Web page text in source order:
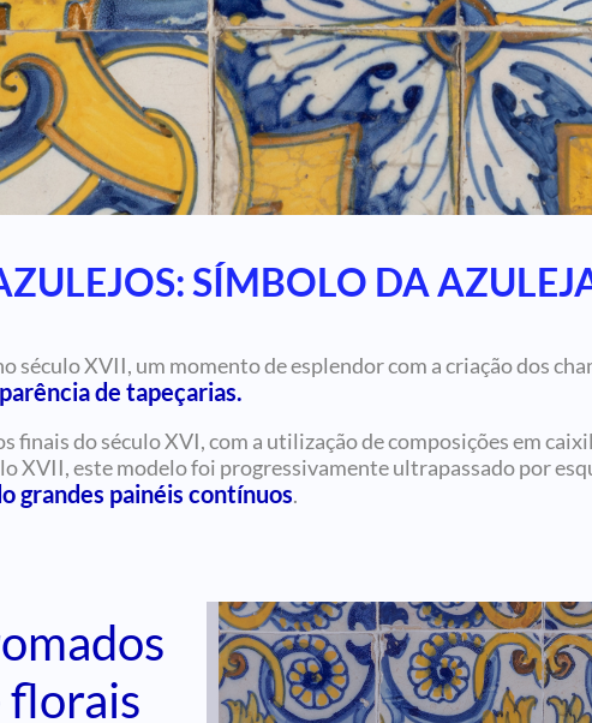
SÍMBOLO DA
século XVII, um momento de esplendor com a criação dos
de tapeçarias.
finais do século XVI, com a utilização de composições em
XVII, este modelo foi progressivamente ultrapassado por
grandes painéis contínuos.
florais